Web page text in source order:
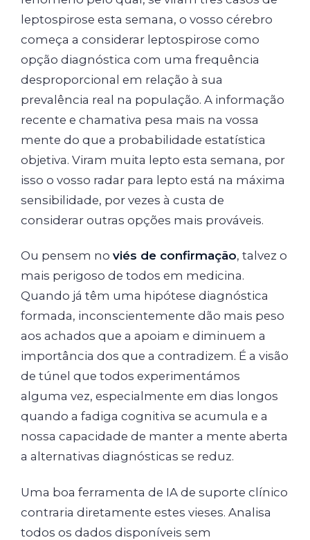
leptospirose esta semana, o vosso cérebro
começa a considerar leptospirose como
opção diagnóstica com uma frequência
desproporcional em relação à sua
prevalência real na população. A informação
recente e chamativa pesa mais na vossa
mente do que a probabilidade estatística
objetiva. Viram muita lepto esta semana, por
isso o vosso radar para lepto está na máxima
sensibilidade, por vezes à custa de
considerar outras opções mais prováveis.
Ou pensem no viés de confirmação, talvez o
mais perigoso de todos em medicina.
Quando já têm uma hipótese diagnóstica
formada, inconscientemente dão mais peso
aos achados que a apoiam e diminuem a
importância dos que a contradizem. É a visão
de túnel que todos experimentámos
alguma vez, especialmente em dias longos
quando a fadiga cognitiva se acumula e a
nossa capacidade de manter a mente aberta
a alternativas diagnósticas se reduz.
Uma boa ferramenta de IA de suporte clínico
contraria diretamente estes vieses. Analisa
todos os dados disponíveis sem